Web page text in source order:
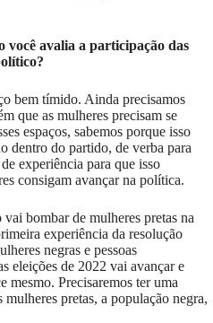
você avalia a participação das
bem tímido. Ainda precisamos
que as mulheres precisam se
espaços, sabemos porque isso
dentro do partido, de verba para
experiência para que isso
consigam avançar na política.
bombar de mulheres pretas na
experiência da resolução
negras e pessoas
eleições de 2022 vai avançar e
mesmo. Precisaremos ter uma
mulheres pretas, a população negra,